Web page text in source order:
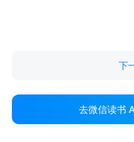
下
去微信读书